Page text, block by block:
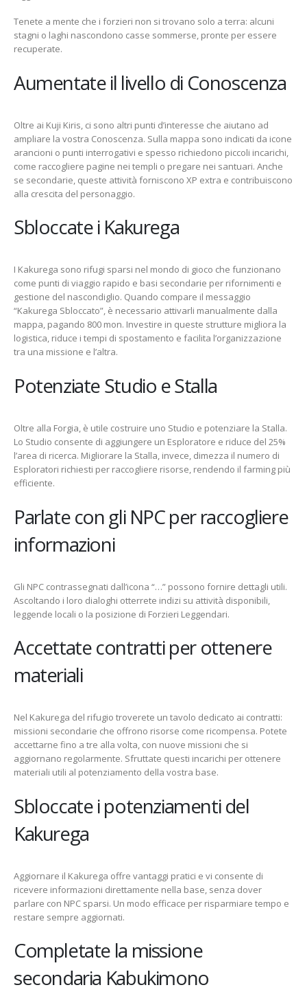
Tenete a mente che i forzieri non si trovano solo a terra: alcuni
stagni o laghi nascondono casse sommerse, pronte per essere
recuperate.
Aumentate il livello di Conoscenza
Oltre ai Kuji Kiris, ci sono altri punti d’interesse che aiutano ad
ampliare la vostra Conoscenza. Sulla mappa sono indicati da icone
arancioni o punti interrogativi e spesso richiedono piccoli incarichi,
come raccogliere pagine nei templi o pregare nei santuari. Anche
se secondarie, queste attività forniscono XP extra e contribuiscono
alla crescita del personaggio.
Sbloccate i Kakurega
I Kakurega sono rifugi sparsi nel mondo di gioco che funzionano
come punti di viaggio rapido e basi secondarie per rifornimenti e
gestione del nascondiglio. Quando compare il messaggio
“Kakurega Sbloccato”, è necessario attivarli manualmente dalla
mappa, pagando 800 mon. Investire in queste strutture migliora la
logistica, riduce i tempi di spostamento e facilita l’organizzazione
tra una missione e l’altra.
Potenziate Studio e Stalla
Oltre alla Forgia, è utile costruire uno Studio e potenziare la Stalla.
Lo Studio consente di aggiungere un Esploratore e riduce del 25%
l’area di ricerca. Migliorare la Stalla, invece, dimezza il numero di
Esploratori richiesti per raccogliere risorse, rendendo il farming più
efficiente.
Parlate con gli NPC per raccogliere
informazioni
Gli NPC contrassegnati dall’icona “…” possono fornire dettagli utili.
Ascoltando i loro dialoghi otterrete indizi su attività disponibili,
leggende locali o la posizione di Forzieri Leggendari.
Accettate contratti per ottenere
materiali
Nel Kakurega del rifugio troverete un tavolo dedicato ai contratti:
missioni secondarie che offrono risorse come ricompensa. Potete
accettarne fino a tre alla volta, con nuove missioni che si
aggiornano regolarmente. Sfruttate questi incarichi per ottenere
materiali utili al potenziamento della vostra base.
Sbloccate i potenziamenti del
Kakurega
Aggiornare il Kakurega offre vantaggi pratici e vi consente di
ricevere informazioni direttamente nella base, senza dover
parlare con NPC sparsi. Un modo efficace per risparmiare tempo e
restare sempre aggiornati.
Completate la missione
secondaria Kabukimono